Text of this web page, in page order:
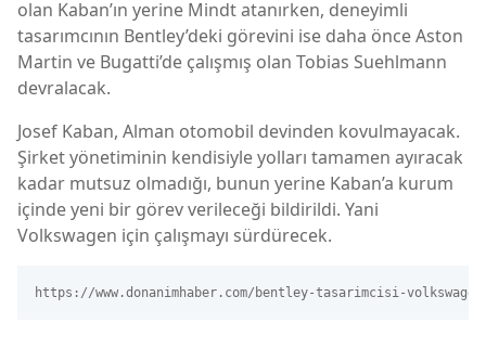
olan Kaban’ın yerine Mindt atanırken, deneyimli
tasarımcının Bentley’deki görevini ise daha önce Aston
Martin ve Bugatti’de çalışmış olan Tobias Suehlmann
devralacak.
Josef Kaban, Alman otomobil devinden kovulmayacak.
Şirket yönetiminin kendisiyle yolları tamamen ayıracak
kadar mutsuz olmadığı, bunun yerine Kaban’a kurum
içinde yeni bir görev verileceği bildirildi. Yani
Volkswagen için çalışmayı sürdürecek.
https://www.donanimhaber.com/bentley-tasarimcisi-